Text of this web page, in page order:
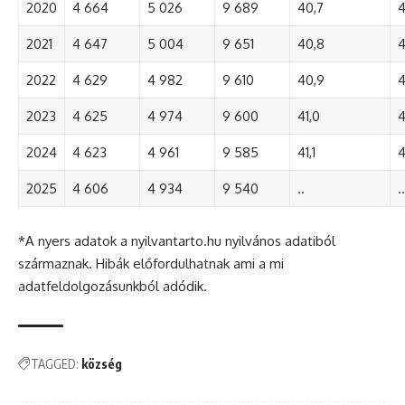
2020 4 664 5 026 9 689 40,7
2021 4 647 5 004 9 651 40,8
2022 4 629 4 982 9 610 40,9
2023 4 625 4 974 9 600 41,0
2024 4 623 4 961 9 585 41,1
2025 4 606 4 934 9 540 .. ..
*A nyers adatok a nyilvantarto.hu nyilvános adatiból
származnak. Hibák előfordulhatnak ami a mi
adatfeldolgozásunkból adódik.
TAGGED: község